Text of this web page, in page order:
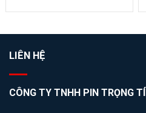
LIÊN HỆ
CÔNG TY TNHH PIN TRỌNG